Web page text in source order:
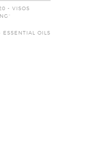
- VISOS
ESSENTIAL OILS